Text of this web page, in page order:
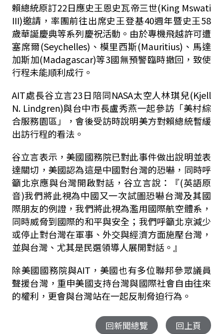
賴總統原訂22日應史王恩史瓦帝三世(King Mswati
III)邀請，率團前往出席史王登基40週年暨史王58
歲華誕慶典等系列慶祝活動。由於專機飛越許可遭
塞席爾(Seychelles)、模里西斯(Mauritius)、馬達
加斯加(Madagascar)等3國無預警臨時撤回，致使
行程未能順利成行。
AIT處長谷立言23日陪同NASA太空人林琪兒(Kjell
N. Lindgren)與台中市長盧秀燕一起參訪「美村綜
合服務園區」，會後受訪時說明美方對賴總統暫緩
出訪行程的看法。
谷立言表示，美國國務院已對此事件做出說明並表
達關切，美國認為這是中國對台灣的恐嚇，同時呼
籲北京應與台灣開啟對話，谷立言說：『(英語原
音)我們將此視為中國又一次試圖恐嚇台灣及其國
際朋友的例證，我們將此視為濫用國際航空體系，
同時威脅到國際的和平與安全；我們呼籲北京減少
或停止對台灣在軍事、外交與經濟方面施壓台灣，
並與台灣、尤其是民選領導人展開對話。』
除美國國務院與AIT，美國也有多位聯邦參眾議員
聲援台灣，重申美國支持台灣與國際社會自由往來
的權利，更會與台灣站在一起反制脅迫行為。
回新聞總覽 回上頁